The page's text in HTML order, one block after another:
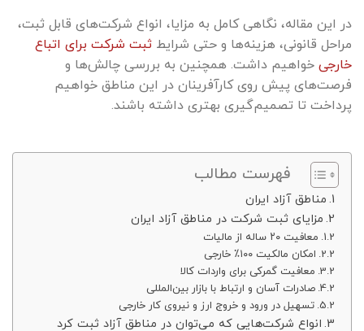
در این مقاله، نگاهی کامل به مزایا، انواع شرکت‌های قابل ثبت،
مراحل قانونی، هزینه‌ها و حتی شرایط ثبت شرکت برای اتباع
خارجیخواهیم داشت. همچنین به بررسی چالش‌ها و
فرصت‌های پیش روی کارآفرینان در این مناطق خواهیم
پرداخت تا تصمیم‌گیری بهتری داشته باشند.
فهرست مطالب
مناطق آزاد ایران
مزایای ثبت شرکت در مناطق آزاد ایران
معافیت ۲۰ ساله از مالیات
امکان مالکیت ۱۰۰٪ خارجی
معافیت گمرکی برای واردات کالا
صادرات آسان و ارتباط با بازار بین‌المللی
تسهیل در ورود و خروج ارز و نیروی کار خارجی
انواع شرکت‌هایی که می‌توان در مناطق آزاد ثبت کرد